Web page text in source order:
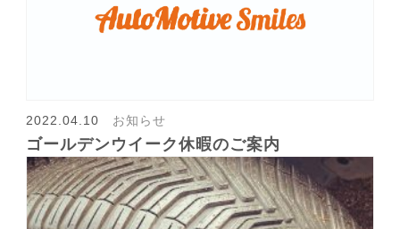
2022.04.10 お知らせ
ゴールデンウイーク休暇のご案内